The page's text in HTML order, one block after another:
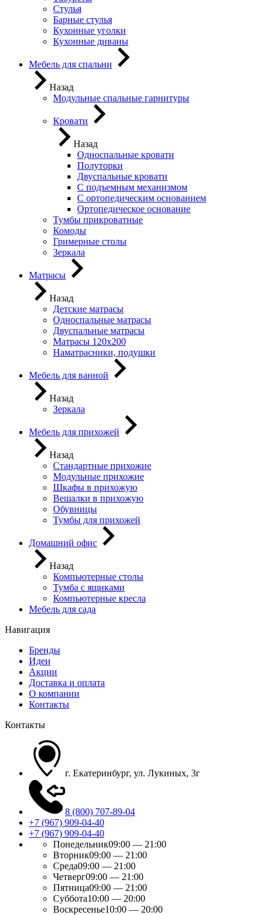
Стулья
Барные стулья
Кухонные уголки
Кухонные диваны
Мебель для спальни
Назад
Модульные спальные гарнитуры
Кровати
Назад
Односпальные кровати
Полуторки
Двуспальные кровати
С подъемным механизмом
С ортопедическим основанием
Ортопедическое основание
Тумбы прикроватные
Комоды
Гримерные столы
Зеркала
Матрасы
Назад
Детские матрасы
Односпальные матрасы
Двуспальные матрасы
Матрасы 120х200
Наматрасники, подушки
Мебель для ванной
Назад
Зеркала
Мебель для прихожей
Назад
Стандартные прихожие
Модульные прихожие
Шкафы в прихожую
Вешалки в прихожую
Обувницы
Тумбы для прихожей
Домашний офис
Назад
Компьютерные столы
Тумба с ящиками
Компьютерные кресла
Мебель для сада
Навигация
Бренды
Идеи
Акции
Доставка и оплата
О компании
Контакты
Контакты
г. Екатеринбург, ул. Лукиных, 3г
8 (800) 707-89-04
+7 (967) 909-04-40
+7 (967) 909-04-40
Понедельник09:00 — 21:00
Вторник09:00 — 21:00
Среда09:00 — 21:00
Четверг09:00 — 21:00
Пятница09:00 — 21:00
Суббота10:00 — 20:00
Воскресенье10:00 — 20:00